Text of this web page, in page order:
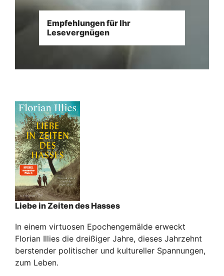
Empfehlungen für Ihr
Lesevergnügen
Liebe in Zeiten des Hasses
In einem virtuosen Epochengemälde erweckt
Florian Illies die dreißiger Jahre, dieses Jahrzehnt
berstender politischer und kultureller Spannungen,
zum Leben.